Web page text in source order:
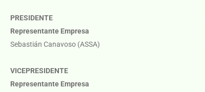
PRESIDENTE
Representante Empresa
Sebastián Canavoso (ASSA)
VICEPRESIDENTE
Representante Empresa